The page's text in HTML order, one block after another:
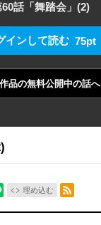
60話「舞踏会」(2)
インして読む 75pt
品の無料公開中の話へ
埋め込む
RSSフィード